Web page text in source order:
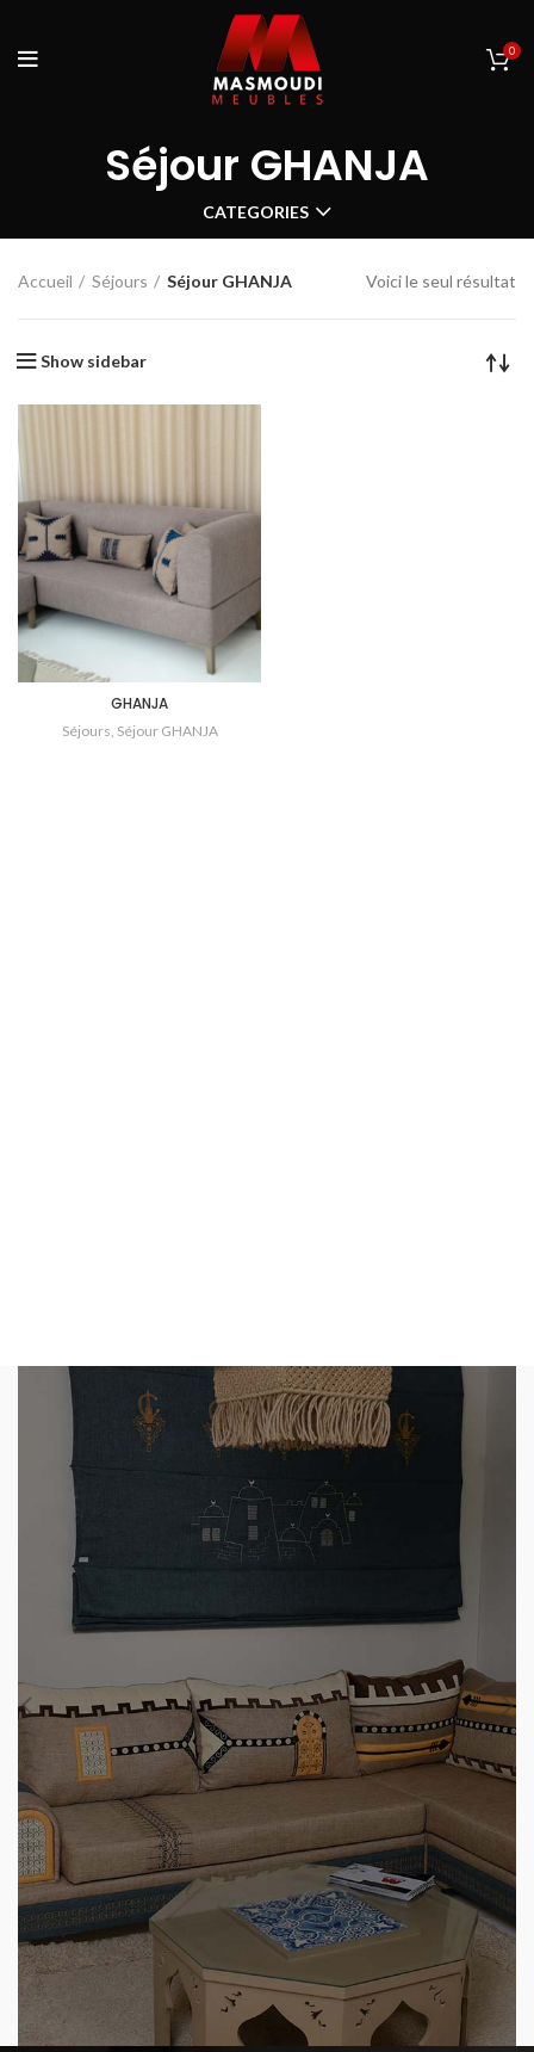
0
Séjour GHANJA
CATEGORIES
Accueil Séjours Séjour GHANJA Voici le seul résultat
Show sidebar
GHANJA
Séjours Séjour GHANJA